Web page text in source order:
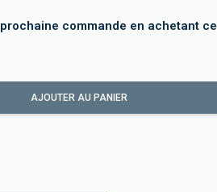
commande en achetant ce
AJOUTER AU PANIER